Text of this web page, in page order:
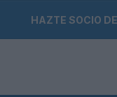
HAZTE SOCIO